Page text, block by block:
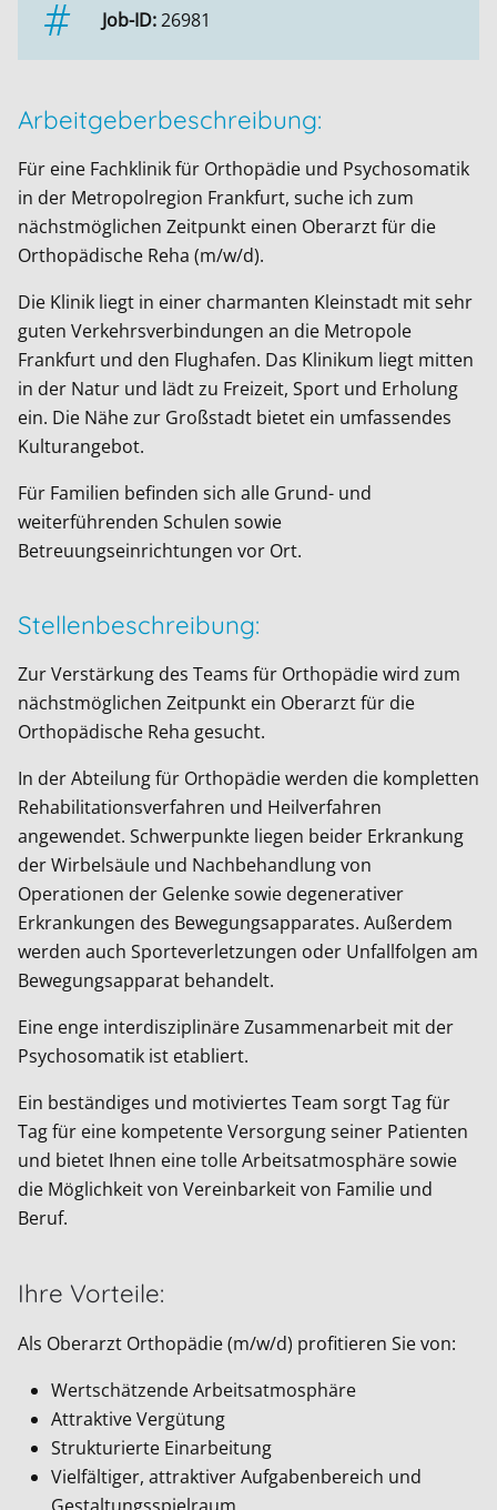
Job-ID:26981
Arbeitgeberbeschreibung:
Für eine Fachklinik für Orthopädie und Psychosomatik
in der Metropolregion Frankfurt, suche ich zum
nächstmöglichen Zeitpunkt einen Oberarzt für die
Orthopädische Reha (m/w/d).
Die Klinik liegt in einer charmanten Kleinstadt mit sehr
guten Verkehrsverbindungen an die Metropole
Frankfurt und den Flughafen. Das Klinikum liegt mitten
in der Natur und lädt zu Freizeit, Sport und Erholung
ein. Die Nähe zur Großstadt bietet ein umfassendes
Kulturangebot.
Für Familien befinden sich alle Grund- und
weiterführenden Schulen sowie
Betreuungseinrichtungen vor Ort.
Stellenbeschreibung:
Zur Verstärkung des Teams für Orthopädie wird zum
nächstmöglichen Zeitpunkt ein Oberarzt für die
Orthopädische Reha gesucht.
In der Abteilung für Orthopädie werden die kompletten
Rehabilitationsverfahren und Heilverfahren
angewendet. Schwerpunkte liegen beider Erkrankung
der Wirbelsäule und Nachbehandlung von
Operationen der Gelenke sowie degenerativer
Erkrankungen des Bewegungsapparates. Außerdem
werden auch Sporteverletzungen oder Unfallfolgen am
Bewegungsapparat behandelt.
Eine enge interdisziplinäre Zusammenarbeit mit der
Psychosomatik ist etabliert.
Ein beständiges und motiviertes Team sorgt Tag für
Tag für eine kompetente Versorgung seiner Patienten
und bietet Ihnen eine tolle Arbeitsatmosphäre sowie
die Möglichkeit von Vereinbarkeit von Familie und
Beruf.
Ihre Vorteile:
Als Oberarzt Orthopädie (m/w/d) profitieren Sie von:
Wertschätzende Arbeitsatmosphäre
Attraktive Vergütung
Strukturierte Einarbeitung
Vielfältiger, attraktiver Aufgabenbereich und